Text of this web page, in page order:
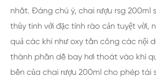
nhất. Đáng chú ý, chai rượu rsg 200ml
thủy tinh với đặc tính rào cản tuyệt vời,
quả các khí như oxy tấn công các nội
thành phần dễ bay hơi thoát vào khí
bền của chai rượu 200ml cho phép tái